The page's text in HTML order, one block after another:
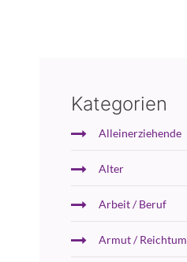
Kategorien
Alleinerziehende
Alter
Arbeit / Beruf
Armut / Reichtum